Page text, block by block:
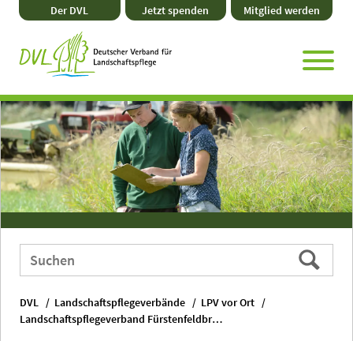
Direkt
zum
Zum
Hauptmenü
Zum
Seitenende
Zur
Website-
Der DVL Jetzt spenden Mitglied werden
Webauftritt
durchsuchen
Suchen
DVL Landschaftspflegeverbände
LPV vor Ort
Landschaftspflegeverband Fürstenfeldbruck e. V.